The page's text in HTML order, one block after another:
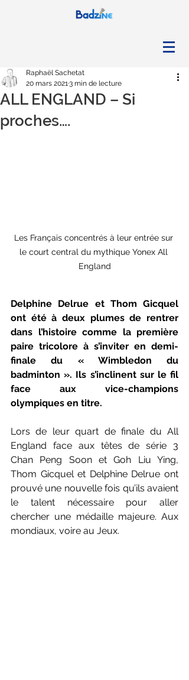
ALL ENGLAND – Si
proches….
Raphaël Sachetat
20 mars 20213 min de lecture
Les Français concentrés à leur entrée sur
le court central du mythique Yonex All
England
Delphine Delrue et Thom Gicquel
ont été à deux plumes de rentrer
dans l’histoire comme la première
paire tricolore à s’inviter en demi-
finale du « Wimbledon du
badminton ». Ils s’inclinent sur le fil
face aux vice-champions
olympiques en titre.
Lors de leur quart de finale du All
England face aux têtes de série 3
Chan Peng Soon et Goh Liu Ying,
Thom Gicquel et Delphine Delrue ont
prouvé une nouvelle fois qu’ils avaient
le talent nécessaire pour aller
chercher une médaille majeure. Aux
mondiaux, voire au Jeux.